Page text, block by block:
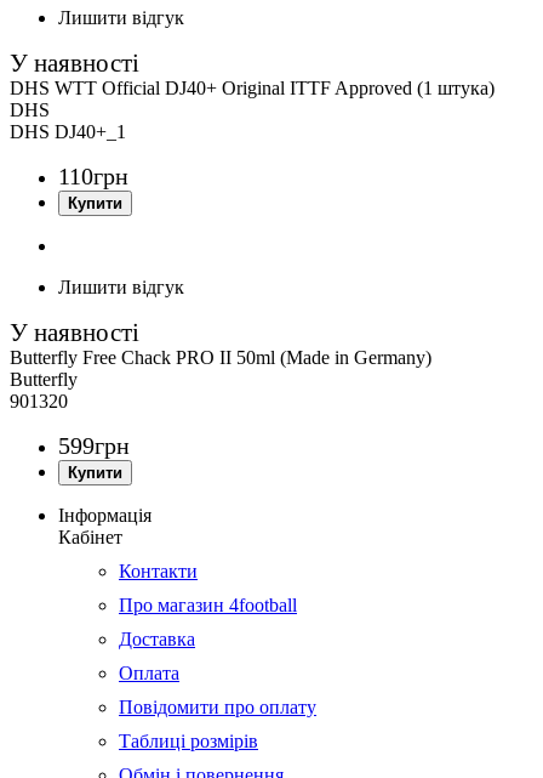
Лишити відгук
DHS WTT Official DJ40+ Original ITTF Approved (1 штука)
DHS
DHS DJ40+_1
110грн
Лишити відгук
Butterfly Free Chack PRO II 50ml (Made in Germany)
Butterfly
901320
599грн
Інформація
Кабінет
Контакти
Про магазин 4football
Доставка
Оплата
Повідомити про оплату
Таблиці розмірів